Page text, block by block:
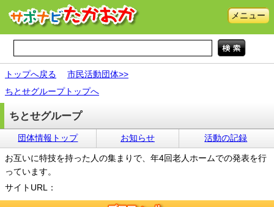
メニュー
トップへ戻る
市民活動団体>>
ちとせグループトップへ
ちとせグループ
団体情報トップ お知らせ 活動の記録
お互いに特技を持った人の集まりで、年4回老人ホームでの発表を行
っています。
サイトURL：